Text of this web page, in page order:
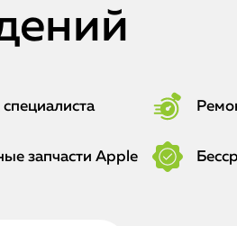
запчасти Apple